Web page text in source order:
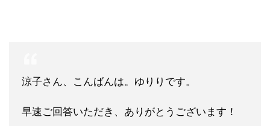
涼子さん、こんばんは。ゆりりです。
早速ご回答いただき、ありがとうございます！